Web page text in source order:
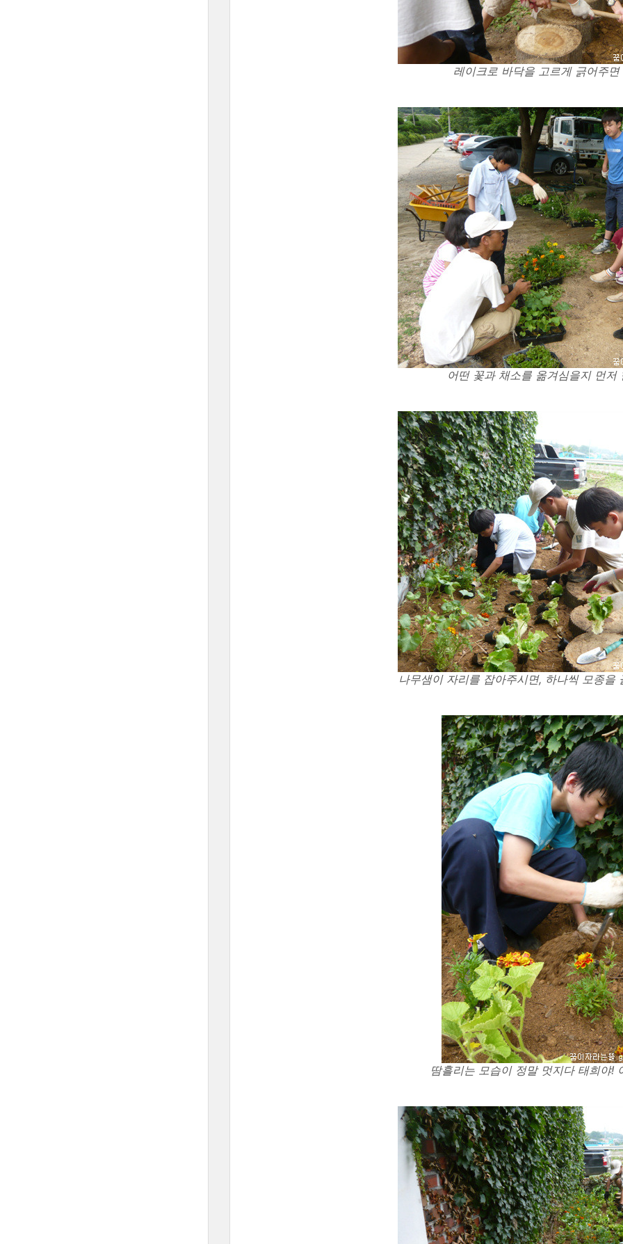
레이크로 바닥을 고르게 긁어주
어떤 꽃과 채소를 옮겨심을지 먼저
나무샘이 자리를 잡아주시면, 하나씩 모종을
땀흘리는 모습이 정말 멋지다 태희야!